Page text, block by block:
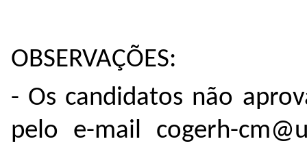
OBSERVAÇÕES:
- Os candidatos não
pelo e-mail cogerh-